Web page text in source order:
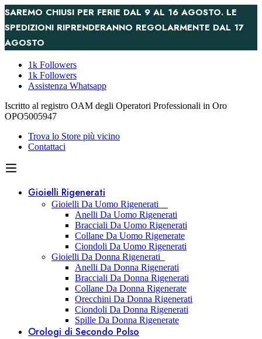
SAREMO CHIUSI PER FERIE DAL 9 AL 16 AGOSTO. LE
SPEDIZIONI RIPRENDERANNO REGOLARMENTE DAL 17
AGOSTO
1k Followers
1k Followers
Assistenza Whatsapp
Iscritto al registro OAM degli Operatori Professionali in Oro
OPO5005947
Trova lo Store più vicino
Contattaci
Gioielli Rigenerati
Gioielli Da Uomo Rigenerati
Anelli Da Uomo Rigenerati
Bracciali Da Uomo Rigenerati
Collane Da Uomo Rigenerate
Ciondoli Da Uomo Rigenerati
Gioielli Da Donna Rigenerati
Anelli Da Donna Rigenerati
Bracciali Da Donna Rigenerati
Collane Da Donna Rigenerate
Orecchini Da Donna Rigenerati
Ciondoli Da Donna Rigenerati
Spille Da Donna Rigenerate
Orologi di Secondo Polso